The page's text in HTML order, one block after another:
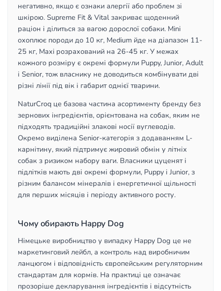
негативно, якщо є ознаки алергії або проблем зі
шкірою. Supreme Fit & Vital закриває щоденний
раціон і ділиться за вагою дорослої собаки. Mini
охоплює породи до 10 кг, Medium йде на діапазон 11-
25 кг, Maxi розрахований на 26-45 кг. У межах
кожного розміру є окремі формули Puppy, Junior, Adult
і Senior, тож власнику не доводиться комбінувати дві
різні лінії під вік і габарит однієї тварини.
NaturCroq це базова частина асортименту бренду без
зернових інгредієнтів, орієнтована на собак, яким не
підходять традиційні злакові носії вуглеводів.
Окремо виділена Senior-категорія з додаванням L-
карнітину, який підтримує жировий обмін у літніх
собак з ризиком набору ваги. Власники цуценят і
підлітків мають дві окремі формули, Puppy і Junior, з
різним балансом мінералів і енергетичної щільності
для перших місяців і періоду активного росту.
Чому обирають Happy Dog
Німецьке виробництво у випадку Happy Dog це не
маркетинговий лейбл, а контроль над виробничим
ланцюгом і відповідність європейським регуляторним
стандартам для кормів. На практиці це означає
прозоріше декларування інгредієнтів і відсутність